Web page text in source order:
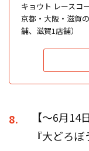
キョウト レースコ
京都・大阪・滋賀
舗、滋賀1店舗）
8.
【〜6月
『大どろ